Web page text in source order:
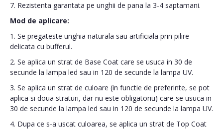
7. Rezistenta garantata pe unghii de pana la 3-4 saptamani.
Mod de aplicare:
1. Se pregateste unghia naturala sau artificiala prin pilire
delicata cu bufferul.
2. Se aplica un strat de Base Coat care se usuca in 30 de
secunde la lampa led sau in 120 de secunde la lampa UV.
3. Se aplica un strat de culoare (in functie de preferinte, se pot
aplica si doua straturi, dar nu este obligatoriu) care se usuca in
30 de secunde la lampa led sau in 120 de secunde la lampa UV.
4. Dupa ce s-a uscat culoarea, se aplica un strat de Top Coat